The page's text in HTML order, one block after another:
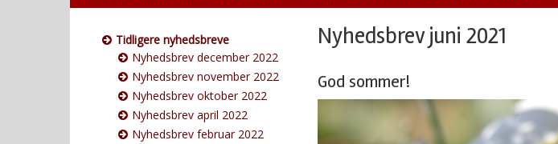
Tidligere nyhedsbreve
Nyhedsbrev december 2022
Nyhedsbrev november 2022
Nyhedsbrev oktober 2022
Nyhedsbrev april 2022
Nyhedsbrev februar 2022
Nyhedsbrev juni 2021
God sommer!